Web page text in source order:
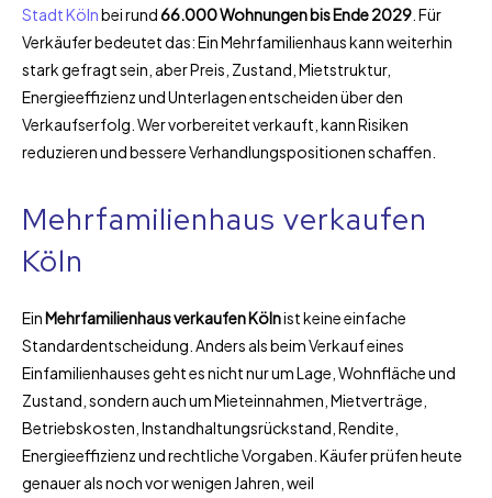
Stadt Kölnbei rund66.000 Wohnungen bis Ende 2029 . Für
Verkäufer bedeutet das: Ein Mehrfamilienhaus kann weiterhin
stark gefragt sein, aber Preis, Zustand, Mietstruktur,
Energieeffizienz und Unterlagen entscheiden über den
Verkaufserfolg. Wer vorbereitet verkauft, kann Risiken
reduzieren und bessere Verhandlungspositionen schaffen.
Mehrfamilienhaus verkaufen
Köln
EinMehrfamilienhaus verkaufen Kölnist keine einfache
Standardentscheidung. Anders als beim Verkauf eines
Einfamilienhauses geht es nicht nur um Lage, Wohnfläche und
Zustand, sondern auch um Mieteinnahmen, Mietverträge,
Betriebskosten, Instandhaltungsrückstand, Rendite,
Energieeffizienz und rechtliche Vorgaben. Käufer prüfen heute
genauer als noch vor wenigen Jahren, weil